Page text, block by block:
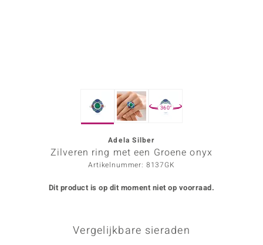
360°
Adela Silber
Zilveren ring met een Groene onyx
Artikelnummer: 8137GK
Dit product is op dit moment niet op voorraad.
Vergelijkbare sieraden